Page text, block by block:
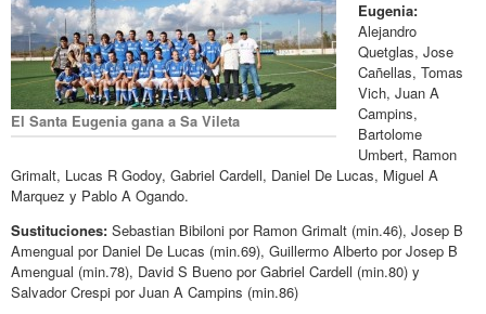
El Santa Eugenia gana a Sa Vileta
Eugenia:
Alejandro
Quetglas, Jose
Cañellas, Tomas
Vich, Juan A
Campins,
Bartolome
Umbert, Ramon
Grimalt, Lucas R Godoy, Gabriel Cardell, Daniel De Lucas, Miguel A
Marquez y Pablo A Ogando.
Sustituciones: Sebastian Bibiloni por Ramon Grimalt (min.46), Josep B
Amengual por Daniel De Lucas (min.69), Guillermo Alberto por Josep B
Amengual (min.78), David S Bueno por Gabriel Cardell (min.80) y
Salvador Crespi por Juan A Campins (min.86)